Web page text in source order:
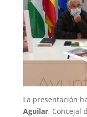
La presentación
Aguilar, Concejal